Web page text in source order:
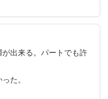
出来る。パートでも許
た。